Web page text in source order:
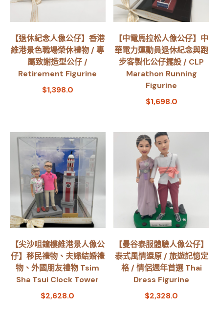
【退休紀念人像公仔】香港
維港景色職場榮休禮物 / 專
屬致謝造型公仔 /
Retirement Figurine
$1,398.0
【中電馬拉松人像公仔】中
華電力運動員退休紀念與跑
步客製化公仔擺設 / CLP
Marathon Running
Figurine
$1,698.0
【尖沙咀鐘樓維港景人像公
仔】移民禮物、夫婦結婚禮
物、外國朋友禮物 Tsim
Sha Tsui Clock Tower
$2,628.0
【曼谷泰服體驗人像公仔】
泰式風情還原 / 旅遊記憶定
格 / 情侶週年首選 Thai
Dress Figurine
$2,328.0